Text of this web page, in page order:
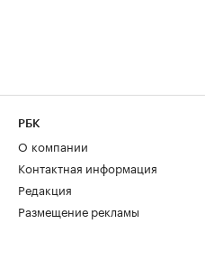
РБК
О компании
Контактная информация
Редакция
Размещение рекламы